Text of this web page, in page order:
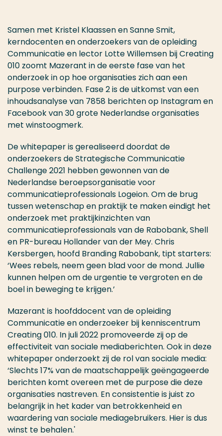
Samen met Kristel Klaassen en Sanne Smit,
kerndocenten en onderzoekers van de opleiding
Communicatie en lector Lotte Willemsen bij Creating
010 zoomt Mazerant in de eerste fase van het
onderzoek in op hoe organisaties zich aan een
purpose verbinden. Fase 2 is de uitkomst van een
inhoudsanalyse van 7858 berichten op Instagram en
Facebook van 30 grote Nederlandse organisaties
met winstoogmerk.
De whitepaper is gerealiseerd doordat de
onderzoekers de Strategische Communicatie
Challenge 2021 hebben gewonnen van de
Nederlandse beroepsorganisatie voor
communicatieprofessionals Logeion. Om de brug
tussen wetenschap en praktijk te maken eindigt het
onderzoek met praktijkinzichten van
communicatieprofessionals van de Rabobank, Shell
en PR-bureau Hollander van der Mey. Chris
Kersbergen, hoofd Branding Rabobank, tipt starters:
‘Wees rebels, neem geen blad voor de mond. Jullie
kunnen helpen om de urgentie te vergroten en de
boel in beweging te krijgen.’
Mazerant is hoofddocent van de opleiding
Communicatie en onderzoeker bij kenniscentrum
Creating 010. In juli 2022 promoveerde zij op de
effectiviteit van sociale mediaberichten. Ook in deze
whitepaper onderzoekt zij de rol van sociale media:
‘Slechts 17% van de maatschappelijk geëngageerde
berichten komt overeen met de purpose die deze
organisaties nastreven. En consistentie is juist zo
belangrijk in het kader van betrokkenheid en
waardering van sociale mediagebruikers. Hier is dus
winst te behalen.'